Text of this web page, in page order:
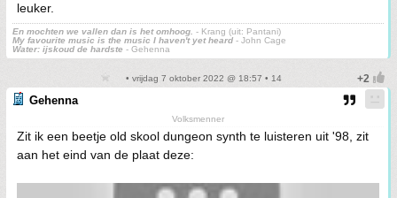
leuker.
En mochten we vallen dan is het omhoog. - Krang (uit: Pantani)
My favourite music is the music I haven't yet heard - John Cage
Water: ijskoud de hardste - Gehenna
• vrijdag 7 oktober 2022 @ 18:57 • 14
Gehenna
Volksmenner
Zit ik een beetje old skool dungeon synth te luisteren uit '98, zit
aan het eind van de plaat deze: